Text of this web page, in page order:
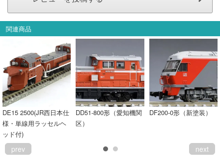
関連商品
DE15 2500(JR西日本仕
様・単線用ラッセルヘ
ッド付)
DD51-800形（愛知機関
区）
DF200-0形（新塗装）
prev next